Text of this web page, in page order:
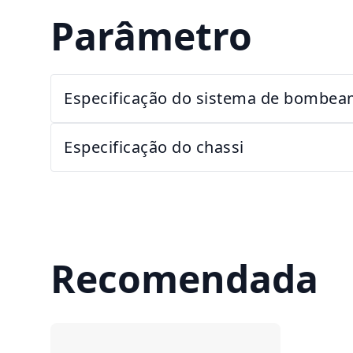
Parâmetro
Especificação do sistema de
Especificação do chassi
Recomendada